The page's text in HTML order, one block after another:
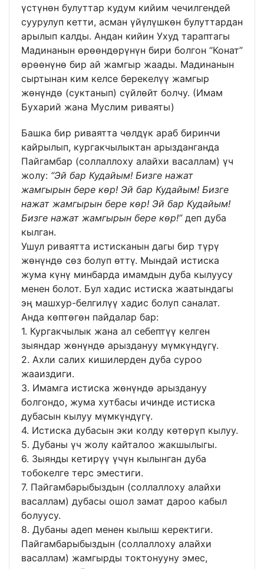
үстүнөн булуттар кудум кийим чечилгендей
суурулуп кетти, асман үйүлүшкөн булуттардан
арылып калды. Андан кийин Ухуд тараптагы
Мадинанын өрөөндөрүнүн бири болгон “Конат”
өрөөнүнө бир ай жамгыр жаады. Мадинанын
сыртынан ким келсе берекелүү жамгыр
жөнүндө (суктанып) сүйлөйт болчу. (Имам
Бухарий жана Муслим риваяты)
Башка бир риваятта чөлдүк араб биринчи
кайрылып, кургакчылыктан арызданганда
Пайгамбар (соллаллоху алайхи васаллам) үч
жолу: “Эй бар Кудайым! Бизге нажат
жамгырын бере көр! Эй бар Кудайым! Бизге
нажат жамгырын бере көр! Эй бар Кудайым!
Бизге нажат жамгырын бере көр!” деп дуба
кылган.
Ушул риваятта истисканын дагы бир түрү
жөнүндө сөз болуп өттү. Мындай истиска
жума күнү минбарда имамдын дуба кылуусу
менен болот. Бул хадис истиска жаатындагы
эң машхур-белгилүү хадис болуп саналат.
Анда көптөгөн пайдалар бар:
1. Кургакчылык жана ал себептүү келген
зыяндар жөнүндө арыздануу мүмкүндүгү.
2. Ахли салих кишилерден дуба суроо
жааиздиги.
3. Имамга истиска жөнүндө арыздануу
болгондо, жума хутбасы ичинде истиска
дубасын кылуу мүмкүндүгү.
4. Истиска дубасын эки колду көтөрүп кылуу.
5. Дубаны үч жолу кайталоо жакшылыгы.
6. Зыянды кетирүү үчүн кылынган дуба
тобокелге терс эместиги.
7. Пайгамбарыбыздын (соллаллоху алайхи
васаллам) дубасы ошол замат дароо кабыл
болуусу.
8. Дубаны адеп менен кылыш керектиги.
Пайгамбарыбыздын (соллаллоху алайхи
васаллам) жамгырды токтонууну эмес,